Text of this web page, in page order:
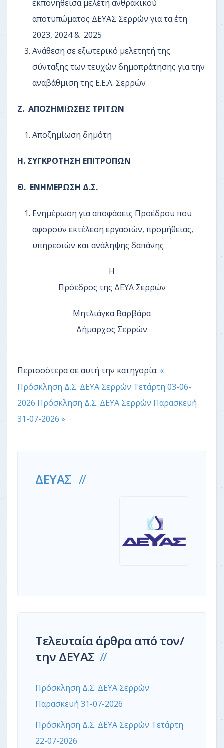
εκπονηθείσα μελέτη ανθρακικού
αποτυπώματος ΔΕΥΑΣ Σερρών για τα έτη
2023, 2024 & 2025
Ανάθεση σε εξωτερικό μελετητή της
σύνταξης των τευχών δημοπράτησης για την
αναβάθμιση της Ε.Ε.Λ. Σερρών
Ζ. ΑΠΟΖΗΜΙΩΣΕΙΣ ΤΡΙΤΩΝ
Αποζημίωση δημότη
Η. ΣΥΓΚΡΟΤΗΣΗ ΕΠΙΤΡΟΠΩΝ
Θ. ΕΝΗΜΕΡΩΣΗ Δ.Σ.
Ενημέρωση για αποφάσεις Προέδρου που
αφορούν εκτέλεση εργασιών, προμήθειας,
υπηρεσιών και ανάληψης δαπάνης
Η
Πρόεδρος της ΔΕΥΑ Σερρών
Μητλιάγκα Βαρβάρα
Δήμαρχος Σερρών
Περισσότερα σε αυτή την κατηγορία: «
Πρόσκληση Δ.Σ. ΔΕΥΑ Σερρών Τετάρτη 03-06-
2026 Πρόσκληση Δ.Σ. ΔΕΥΑ Σερρών Παρασκευή
31-07-2026 »
ΔΕΥΑΣ
Τελευταία άρθρα από τον/
την ΔΕΥΑΣ
Πρόσκληση Δ.Σ. ΔΕΥΑ Σερρών
Παρασκευή 31-07-2026
Πρόσκληση Δ.Σ. ΔΕΥΑ Σερρών Τετάρτη
22-07-2026